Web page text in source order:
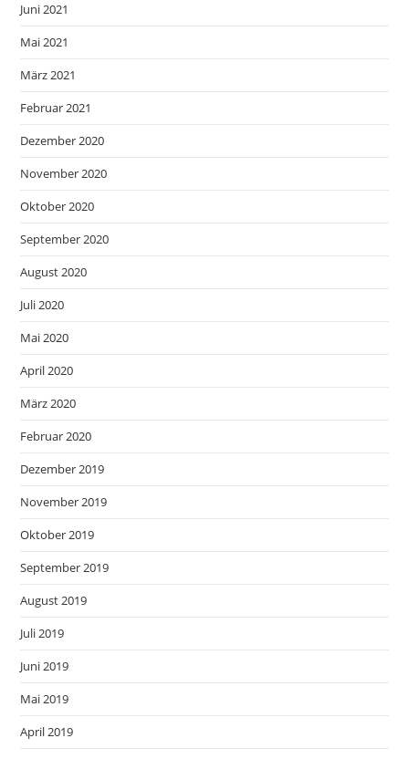
Juni 2021
Mai 2021
März 2021
Februar 2021
Dezember 2020
November 2020
Oktober 2020
September 2020
August 2020
Juli 2020
Mai 2020
April 2020
März 2020
Februar 2020
Dezember 2019
November 2019
Oktober 2019
September 2019
August 2019
Juli 2019
Juni 2019
Mai 2019
April 2019